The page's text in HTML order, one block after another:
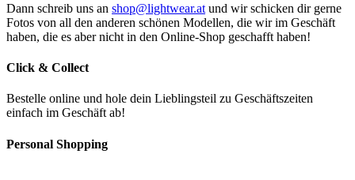
Dann schreib uns an shop@lightwear.at und wir schicken dir gerne
Fotos von all den anderen schönen Modellen, die wir im Geschäft
haben, die es aber nicht in den Online-Shop geschafft haben!
Click & Collect
Bestelle online und hole dein Lieblingsteil zu Geschäftszeiten
einfach im Geschäft ab!
Personal Shopping